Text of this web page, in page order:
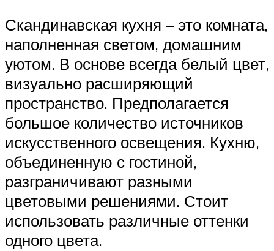
Скандинавская кухня – это комната,
наполненная светом, домашним
уютом. В основе всегда белый цвет,
визуально расширяющий
пространство. Предполагается
большое количество источников
искусственного освещения. Кухню,
объединенную с гостиной,
разграничивают разными
цветовыми решениями. Стоит
использовать различные оттенки
одного цвета.